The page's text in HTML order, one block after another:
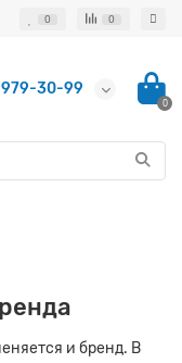
0 0
979-30-99
0
и бренд. В